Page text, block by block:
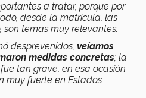
a tratar, porque por
desde la matrícula, las
temas muy relevantes.
desprevenidos, veíamos
medidas concretas; la
tan grave, en esa ocasión
muy fuerte en Estados